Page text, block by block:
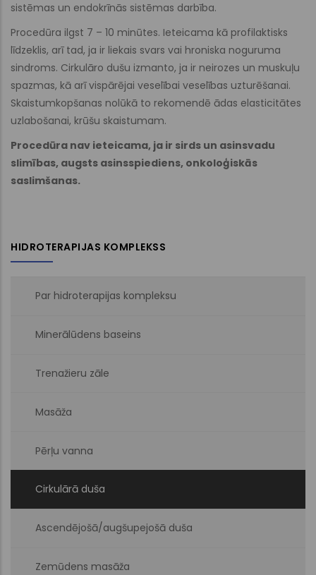
sistēmas un endokrīnās sistēmas darbība.
Procedūra ilgst 7 – 10 minūtes. Ieteicama kā profilaktisks
līdzeklis, arī tad, ja ir liekais svars vai hroniska noguruma
sindroms. Cirkulāro dušu izmanto, ja ir neirozes un muskuļu
spazmas, kā arī vispārējai veselībai veselības uzturēšanai.
Skaistumkopšanas nolūkā to rekomendē ādas elasticitātes
uzlabošanai, krūšu skaistumam.
Procedūra nav ieteicama, ja ir sirds un asinsvadu
slimības, augsts asinsspiediens, onkoloģiskās
saslimšanas.
HIDROTERAPIJAS KOMPLEKSS
Par hidroterapijas kompleksu
Minerālūdens baseins
Trenažieru zāle
Masāža
Pērļu vanna
Cirkulārā duša
Ascendējošā/augšupejošā duša
Zemūdens masāža